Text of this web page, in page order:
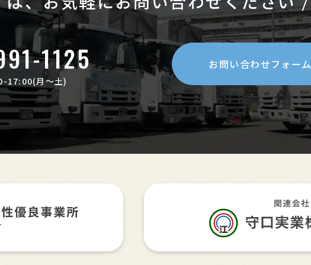
1125
17:00(月〜土)
お問い合わせフォーム